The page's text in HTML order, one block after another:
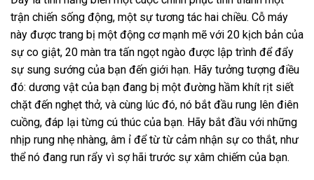
trận chiến sống động, một sự tương tác hai chiều. Cỗ máy
này được trang bị một động cơ mạnh mẽ với 20 kịch bản của
sự co giật, 20 màn tra tấn ngọt ngào được lập trình để đẩy
sự sung sướng của bạn đến giới hạn. Hãy tưởng tượng điều
đó: dương vật của bạn đang bị một đường hầm khít rịt siết
chặt đến nghẹt thở, và cùng lúc đó, nó bắt đầu rung lên điên
cuồng, đáp lại từng cú thúc của bạn. Hãy bắt đầu với những
nhịp rung nhẹ nhàng, âm ỉ để từ từ cảm nhận sự co thắt, như
thể nó đang run rẩy vì sợ hãi trước sự xâm chiếm của bạn.